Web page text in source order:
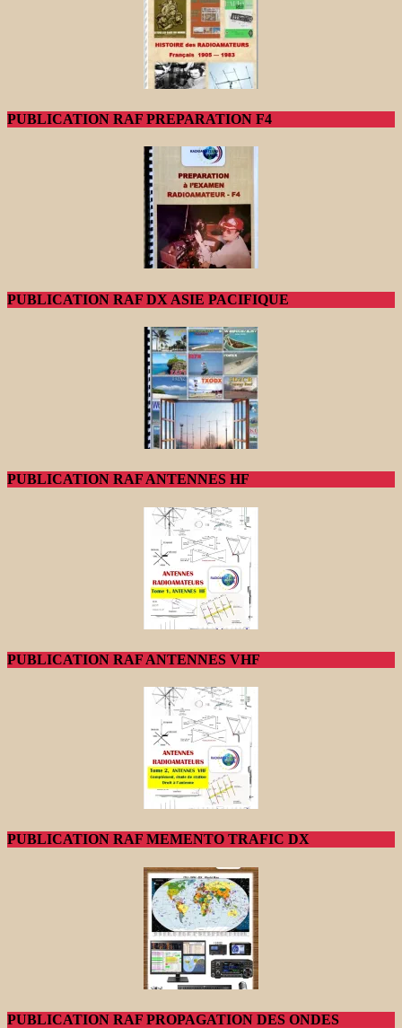
PUBLICATION RAF PREPARATION F4
PUBLICATION RAF DX ASIE PACIFIQUE
PUBLICATION RAF ANTENNES HF
PUBLICATION RAF ANTENNES VHF
PUBLICATION RAF MEMENTO TRAFIC DX
PUBLICATION RAF PROPAGATION DES ONDES